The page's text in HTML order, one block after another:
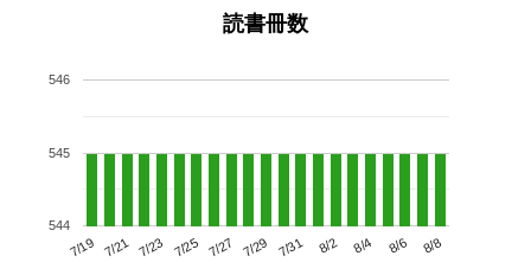
読書冊数
7/19 7/21 7/23 7/25 7/27 7/29 7/31 8/2 8/4 8/6 8/8
544
545
546